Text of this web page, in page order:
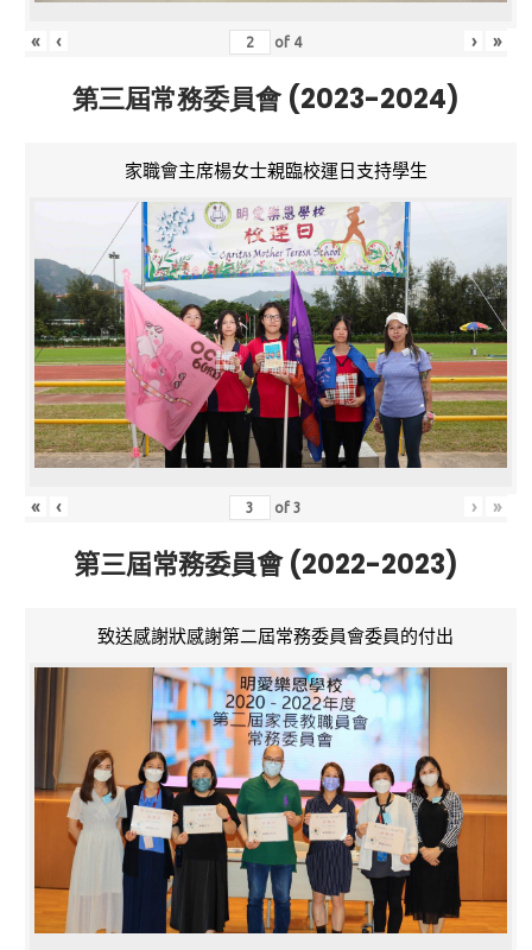
« ‹ of 4 › »
第三屆常務委員會 (2023-2024)
家職會主席楊女士親臨校運日支持學生
« ‹ of3 › »
第三屆常務委員會 (2022-2023)
致送感謝狀感謝第二屆常務委員會委員的付出